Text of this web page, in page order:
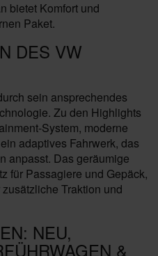
bietet Komfort und
Paket.
DES VW
sein ansprechendes
Zu den Highlights
System, moderne
adaptives Fahrwerk, das
anpasst. Das geräumige
für Passagiere und Gepäck,
Traktion und
NEU,
&